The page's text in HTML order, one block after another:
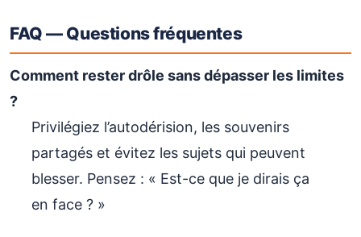
FAQ — Questions fréquentes
Comment rester drôle sans dépasser les limites
?
Privilégiez l’autodérision, les souvenirs
partagés et évitez les sujets qui peuvent
blesser. Pensez : « Est-ce que je dirais ça
en face ? »